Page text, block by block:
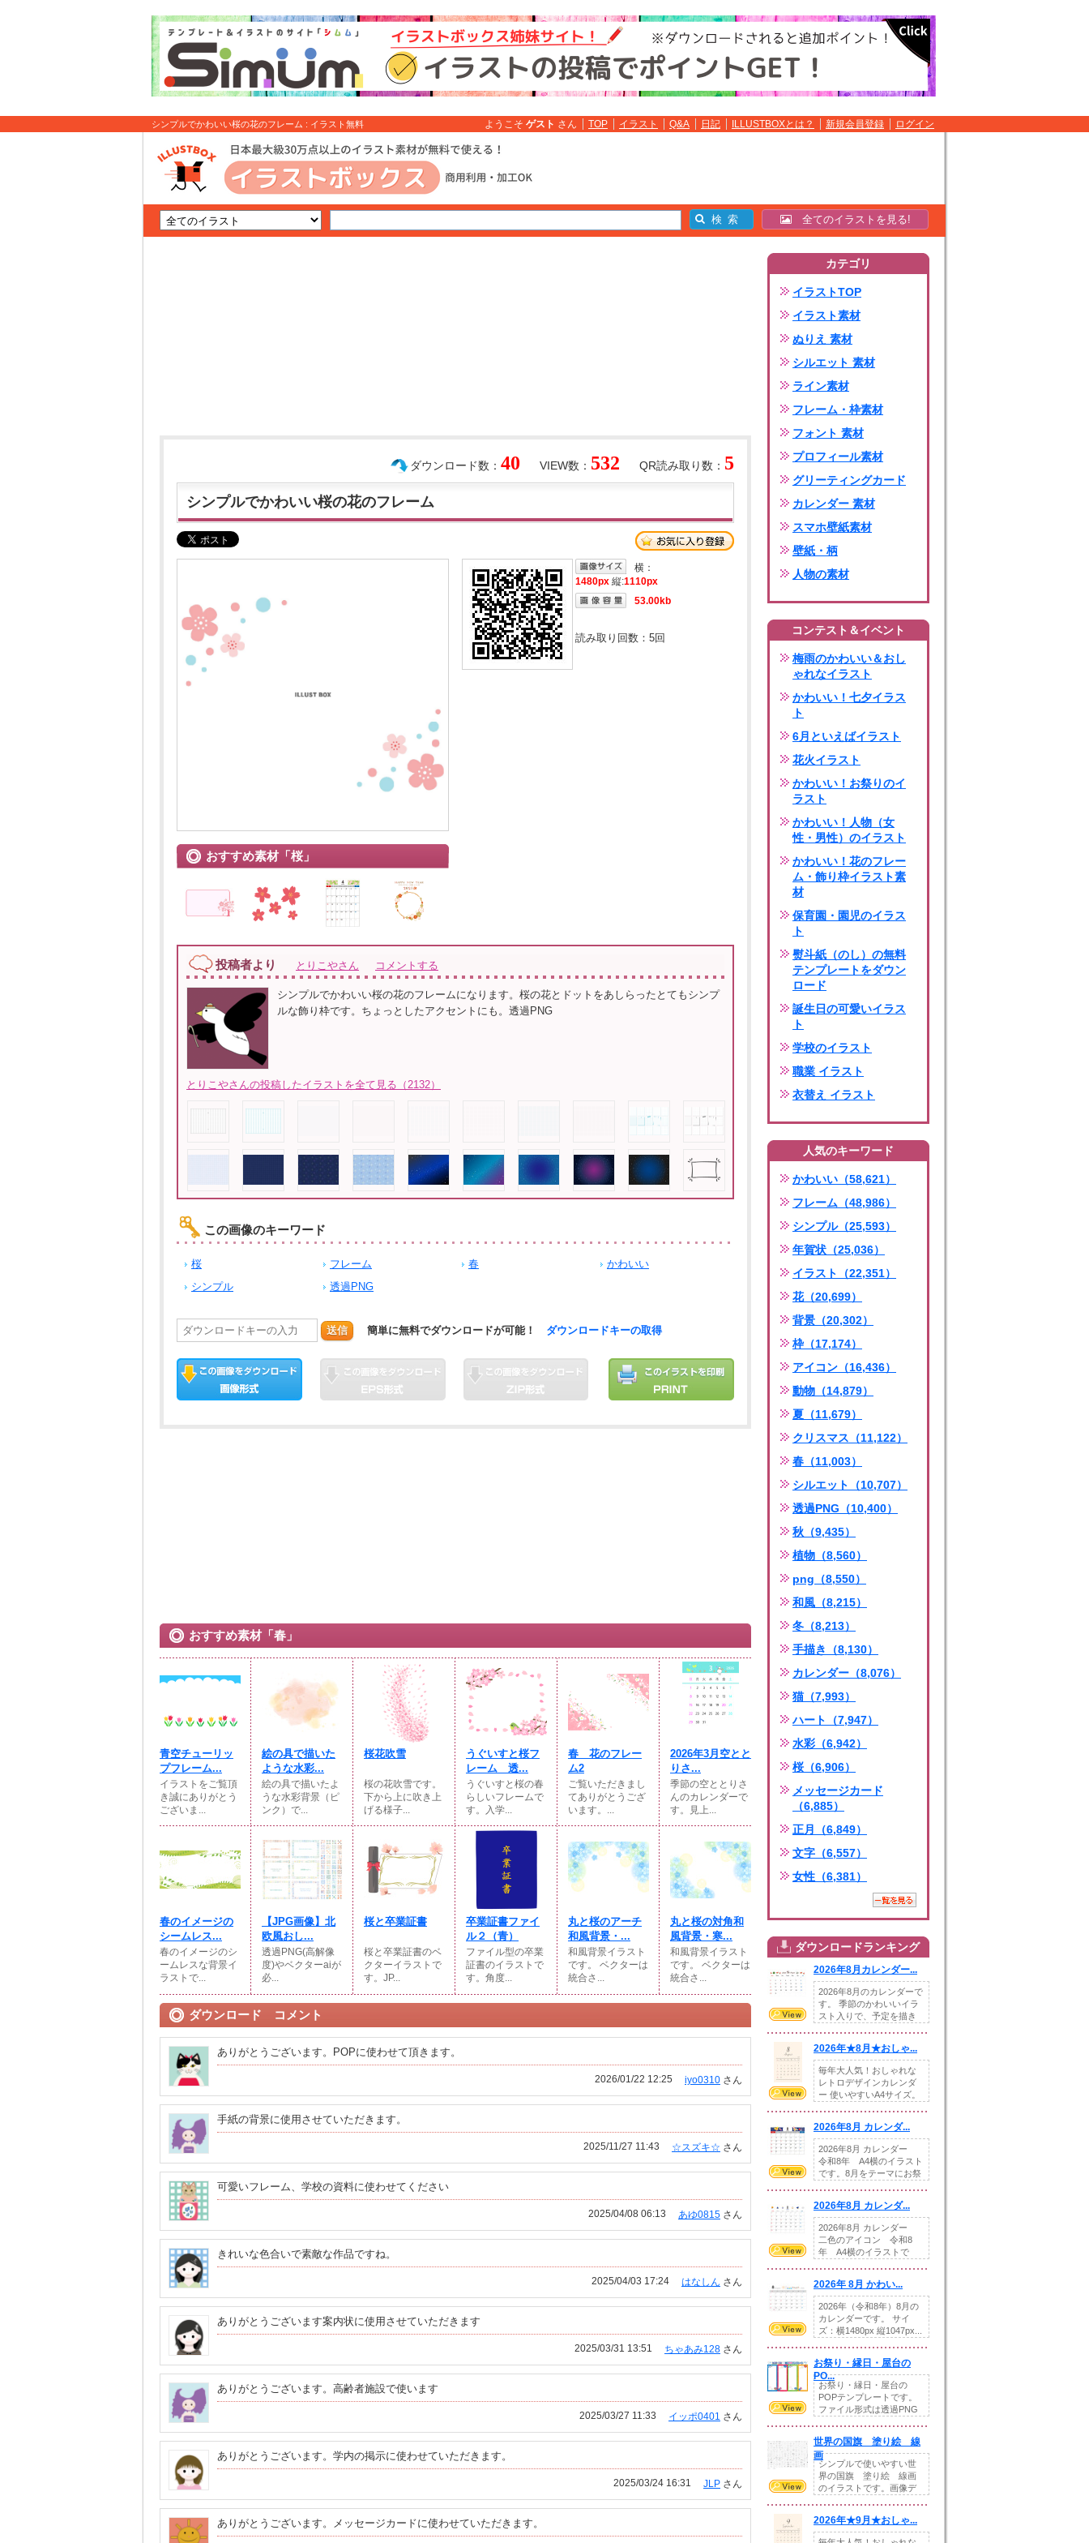
シンプルでかわいい桜の花のフレーム : イラスト無料 ようこそ ゲスト さん TOP イラスト Q&A 日記 ILLUSTBOXとは？ 新規会員登録 ログイン
全てのイラストを見る!
QR読み取り数： 5
VIEW数： 532
ダウンロード数： 40
シンプルでかわいい桜の花のフレーム
おすすめ素材「桜」
横：
1480px 縦:1110px
53.00kb
読み取り回数： 5回
投稿者より とりこやさん コメントする
シンプルでかわいい桜の花のフレームになります。桜の花とドットをあしらったとてもシンプ
ルな飾り枠です。ちょっとしたアクセントにも。透過PNG
とりこやさんの投稿したイラストを全て見る（2132）
この画像のキーワード
桜 フレーム 春
かわいい
シンプル
透過PNG
送信 簡単に無料でダウンロードが可能！ ダウンロードキーの取得
おすすめ素材「春」
青空チューリッ
プフレーム...
イラストをご覧頂
き誠にありがとう
ございま...
絵の具で描いた
ような水彩...
絵の具で描いたよ
うな水彩背景（ピ
ンク）で...
桜花吹雪
桜の花吹雪です。
下から上に吹き上
げる様子...
うぐいすと桜フ
レーム 透...
うぐいすと桜の春
らしいフレームで
す。入学...
春 花のフレー
ム2
ご覧いただきまし
てありがとうござ
います。...
2026年3月空とと
りさ...
季節の空ととりさ
んのカレンダーで
す。見上...
春のイメージの
シームレス...
春のイメージのシ
ームレスな背景イ
ラストで...
【JPG画像】北
欧風おし...
透過PNG(高解像
度)やベクターaiが
必...
桜と卒業証書
桜と卒業証書のベ
クターイラストで
す。JP...
卒業証書ファイ
ル２（青）
ファイル型の卒業
証書のイラストで
す。角度...
丸と桜のアーチ
和風背景・...
和風背景イラスト
です。 ベクターは
統合さ...
丸と桜の対角和
風背景・寒...
和風背景イラスト
です。 ベクターは
統合さ...
ダウンロード コメント
ありがとうございます。POPに使わせて頂きます。
iyo0310 さん
2026/01/22 12:25
手紙の背景に使用させていただきます。
☆スズキ☆ さん
2025/11/27 11:43
可愛いフレーム、学校の資料に使わせてください
あゆ0815 さん
2025/04/08 06:13
きれいな色合いで素敵な作品ですね。
はなしん さん
2025/04/03 17:24
ありがとうございます案内状に使用させていただきます
ちゃあみ128 さん
2025/03/31 13:51
ありがとうございます。高齢者施設で使います
イッポ0401 さん
2025/03/27 11:33
ありがとうございます。学内の掲示に使わせていただきます。
JLP さん
2025/03/24 16:31
ありがとうございます。メッセージカードに使わせていただきます。
カテゴリ
イラストTOP
イラスト素材
ぬりえ 素材
シルエット 素材
ライン素材
フレーム・枠素材
フォント 素材
プロフィール素材
グリーティングカード
カレンダー 素材
スマホ壁紙素材
壁紙・柄
人物の素材
コンテスト＆イベント
梅雨のかわいい＆おし
ゃれなイラスト
かわいい！七夕イラス
ト
6月といえばイラスト
花火イラスト
かわいい！お祭りのイ
ラスト
かわいい！人物（女
性・男性）のイラスト
かわいい！花のフレー
ム・飾り枠イラスト素
材
保育園・園児のイラス
ト
熨斗紙（のし）の無料
テンプレートをダウン
ロード
誕生日の可愛いイラス
ト
学校のイラスト
職業 イラスト
衣替え イラスト
人気のキーワード
かわいい（58,621）
フレーム（48,986）
シンプル（25,593）
年賀状（25,036）
イラスト（22,351）
花（20,699）
背景（20,302）
枠（17,174）
アイコン（16,436）
動物（14,879）
夏（11,679）
クリスマス（11,122）
春（11,003）
シルエット（10,707）
透過PNG（10,400）
秋（9,435）
植物（8,560）
png（8,550）
和風（8,215）
冬（8,213）
手描き（8,130）
カレンダー（8,076）
猫（7,993）
ハート（7,947）
水彩（6,942）
桜（6,906）
メッセージカード
（6,885）
正月（6,849）
文字（6,557）
女性（6,381）
ダウンロードランキング
2026年8月カレンダー...
2026年8月のカレンダーで
す。 季節のかわいいイラ
スト入りで、予定を描き
2026年★8月★おしゃ...
毎年大人気！おしゃれな
レトロデザインカレンダ
ー 使いやすいA4サイズ。
2026年8月 カレンダ...
2026年8月 カレンダー
令和8年 A4横のイラスト
です。8月をテーマにお祭
2026年8月 カレンダ...
2026年8月 カレンダー
二色のアイコン 令和8
年 A4横のイラストで
2026年 8月 かわい...
2026年（令和8年）8月の
カレンダーです。 サイ
ズ：横1480px 縦1047px...
お祭り・縁日・屋台の
PO...
お祭り・縁日・屋台の
POPテンプレートです。
ファイル形式は透過PNG
世界の国旗 塗り絵 線
画
シンプルで使いやすい世
界の国旗 塗り絵 線画
のイラストです。画像デ
2026年★9月★おしゃ...